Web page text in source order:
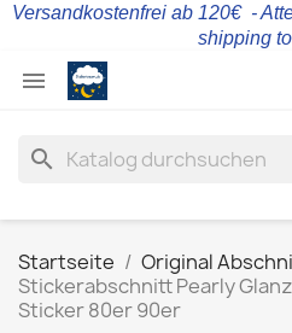
Versandkostenfrei ab 120€ -
shipping

search
Startseite Original
Stickerabschnitt Pearly
Sticker 80er 90er